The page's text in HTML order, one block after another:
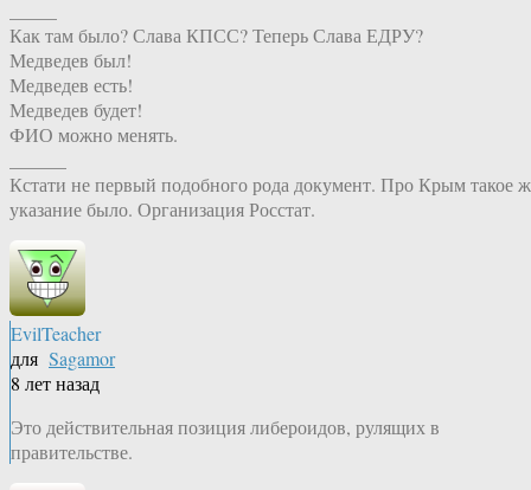
Как там было? Слава КПСС? Теперь Слава ЕДРУ?
Медведев был!
Медведев есть!
Медведев будет!
ФИО можно менять.
Кстати не первый подобного рода документ. Про Крым такое
указание было. Организация Росстат.
EvilTeacher
для Sagamor
8 лет назад
Это действительная позиция либероидов, рулящих в
правительстве.